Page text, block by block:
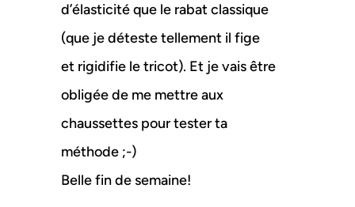
d’élasticité que le rabat classique
(que je déteste tellement il fige
et rigidifie le tricot). Et je vais être
obligée de me mettre aux
chaussettes pour tester ta
méthode ;-)
Belle fin de semaine!